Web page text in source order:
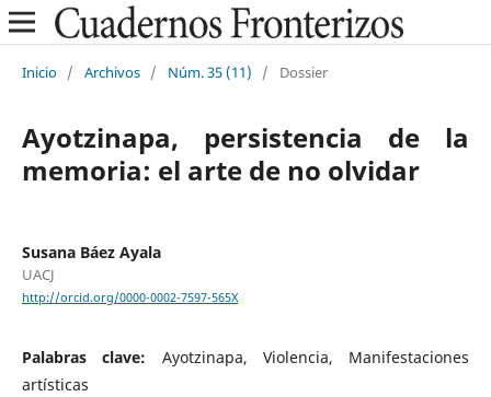
Inicio / Archivos / Núm. 35 (11) / Dossier
Ayotzinapa, persistencia de la
memoria: el arte de no olvidar
Susana Báez Ayala
UACJ
http://orcid.org/0000-0002-7597-565X
Palabras clave: Ayotzinapa, Violencia, Manifestaciones
artísticas